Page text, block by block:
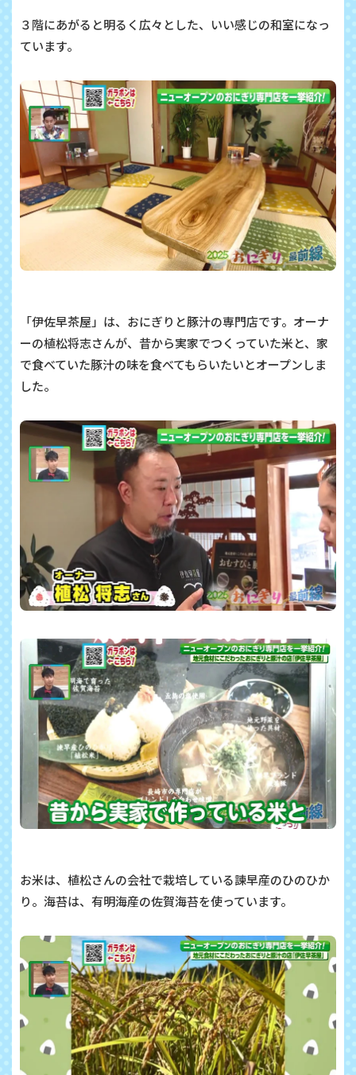
３階にあがると明るく広々とした、いい感じの和室になっ
ています。
「伊佐早茶屋」は、 おにぎりと豚汁の専門店です。オーナ
ーの植松将志さんが、昔から実家でつくっていた米と、家
で食べていた豚汁の味を食べてもらいたいとオープンしま
した。
お米は、植松さんの会社で栽培している諫早産のひのひか
り。海苔は、有明海産の佐賀海苔を使っています。